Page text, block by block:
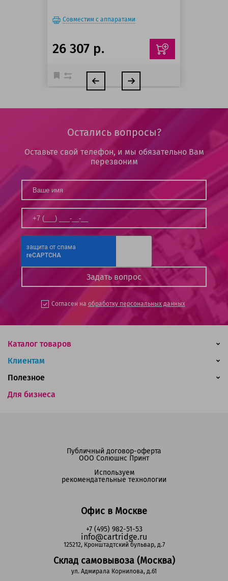
Совместим с аппаратами
26 307 р.
Остались вопросы?
Оставьте свой телефон, и мы обязательно Вам
перезвоним
Согласен на обработку персональных данных
Каталог товаров
Клиентам
Для бизнеса
Полезное
Офис в Москве
+7 (495) 982-51-53
info@cartridge.ru
125212, Кронштадтский бульвар, д.7
Склад самовывоза (Москва)
ул. Адмирала Корнилова, д.61
Публичный договор-оферта
ООО Солюшнс Принт
Используем
рекомендательные технологии